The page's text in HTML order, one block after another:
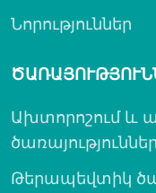
Նորություններ
Ախտորոշում և
ծառայություններ
Թերապեվտիկ